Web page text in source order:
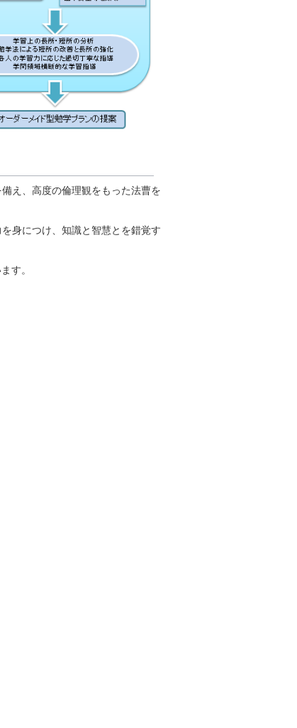
え、高度の倫理観をもった法曹を
身につけ、知識と智慧とを錯覚す
す。